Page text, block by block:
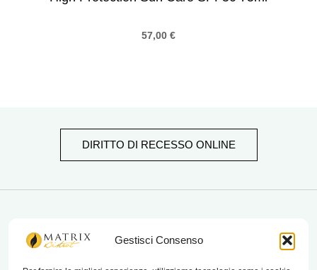
Gestisci Consenso
57,00 €
DIRITTO DI RECESSO ONLINE
matrix bistrot